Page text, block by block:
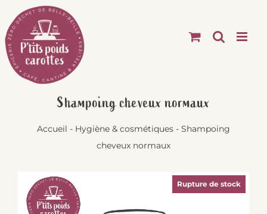
Passer
au
contenu
Shampoing cheveux normaux
Accueil - Hygiène & cosmétiques - Shampoing
cheveux normaux
Rupture de stock